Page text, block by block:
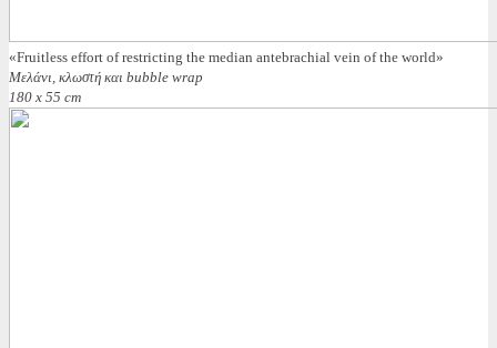
«Fruitless effort of restricting the median antebrachial vein of the world»
Μελάνι, κλωστή και bubble wrap
180 x 55 cm